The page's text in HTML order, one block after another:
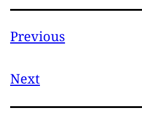
Previous
Next